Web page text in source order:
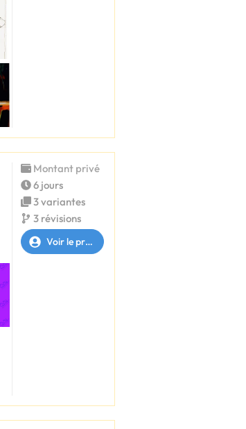
Montant privé
6 jours
3 variantes
3 révisions
Voir le profil